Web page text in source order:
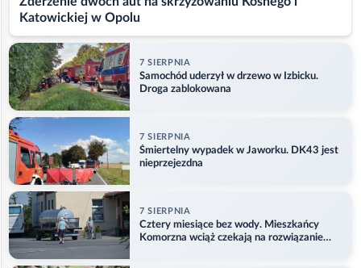
Katowickiej w Opolu
7 SIERPNIA
Samochód uderzył w drzewo w Izbicku.
Droga zablokowana
7 SIERPNIA
Śmiertelny wypadek w Jaworku. DK43 jest
nieprzejezdna
7 SIERPNIA
Cztery miesiące bez wody. Mieszkańcy
Komorzna wciąż czekają na rozwiązanie